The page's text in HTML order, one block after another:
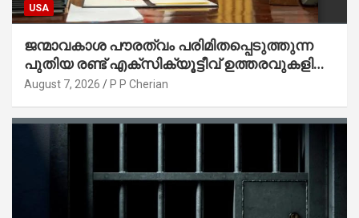
USA
ജന്മാവകാശ പൗരത്വം പരിമിതപ്പെടുത്തുന്ന
പുതിയ രണ്ട് എക്സിക്യൂട്ടീവ് ഉത്തരവുകളിൽ
ട്രംപ് ഒപ്പുവെച്ചു
August 7, 2026 P P Cherian